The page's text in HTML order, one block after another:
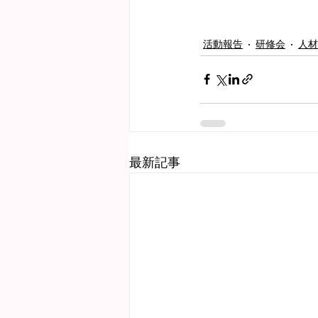
活動報告 研修会 人
最新記事